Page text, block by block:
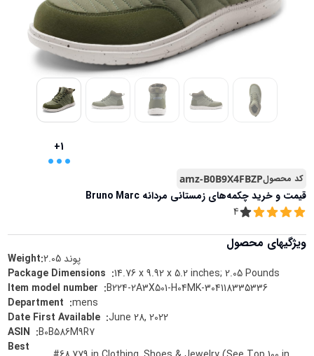
+1
...
کد محصولamz-B0B9X4FBZP
قیمت و خریدچکمه‌های زمستانی مردانه Bruno Marc
4
ویژگیهای محصول
Weight:2.05 پوند
:14.76 x 9.92 x 5.2 inches; 2.05 Pounds
:B224-2A3X501-H04MK-304118335336
:mens
:June 28, 2022
:B0B586M9R7
Best